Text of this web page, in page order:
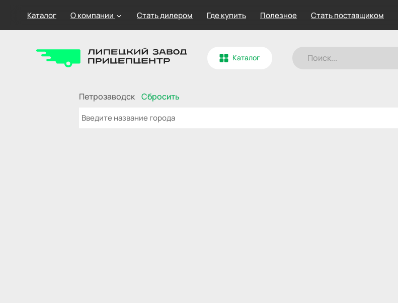
Каталог О компании Стать дилером Где купить Полезное Стать поставщиком
Каталог
Петрозаводск Сбросить